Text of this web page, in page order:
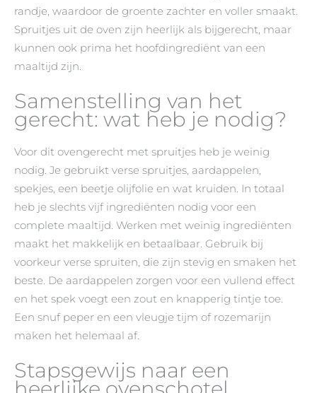
randje, waardoor de groente zachter en voller smaakt.
Spruitjes uit de oven zijn heerlijk als bijgerecht, maar
kunnen ook prima het hoofdingrediënt van een
maaltijd zijn.
Samenstelling van het
gerecht: wat heb je nodig?
Voor dit ovengerecht met spruitjes heb je weinig
nodig. Je gebruikt verse spruitjes, aardappelen,
spekjes, een beetje olijfolie en wat kruiden. In totaal
heb je slechts vijf ingrediënten nodig voor een
complete maaltijd. Werken met weinig ingrediënten
maakt het makkelijk en betaalbaar. Gebruik bij
voorkeur verse spruiten, die zijn stevig en smaken het
beste. De aardappelen zorgen voor een vullend effect
en het spek voegt een zout en knapperig tintje toe.
Een snuf peper en een vleugje tijm of rozemarijn
maken het helemaal af.
Stapsgewijs naar een